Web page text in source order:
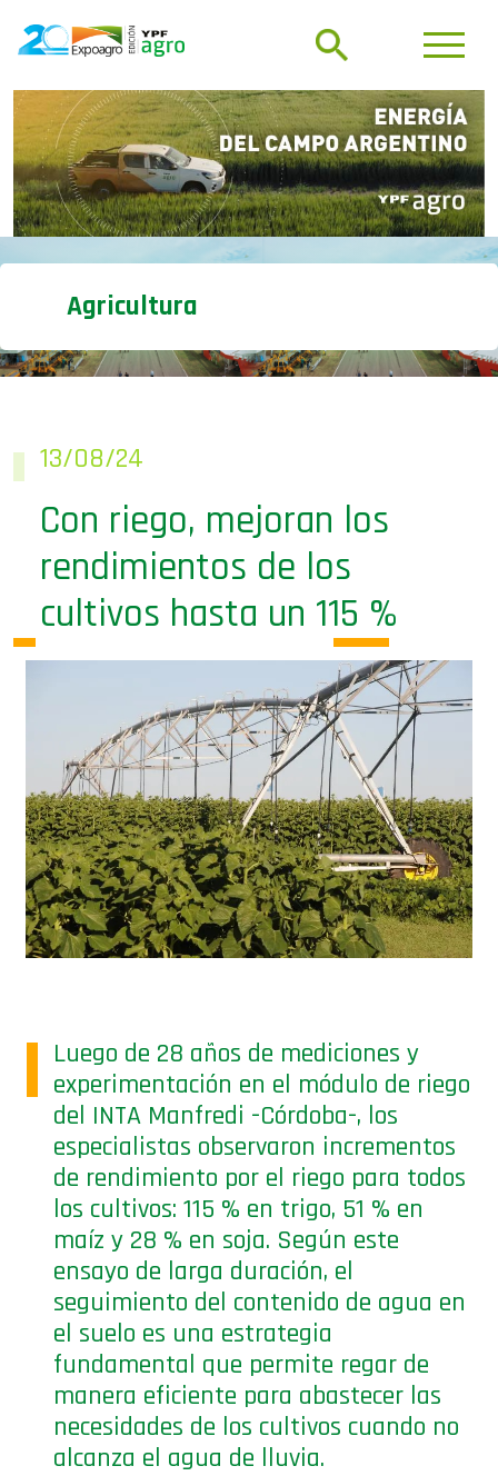
Agricultura
13/08/24
Con riego, mejoran los
rendimientos de los
cultivos hasta un 115 %
Luego de 28 años de mediciones y
experimentación en el módulo de riego
del INTA Manfredi -Córdoba-, los
especialistas observaron incrementos
de rendimiento por el riego para todos
los cultivos: 115 % en trigo, 51 % en
maíz y 28 % en soja. Según este
ensayo de larga duración, el
seguimiento del contenido de agua en
el suelo es una estrategia
fundamental que permite regar de
manera eficiente para abastecer las
necesidades de los cultivos cuando no
alcanza el agua de lluvia.